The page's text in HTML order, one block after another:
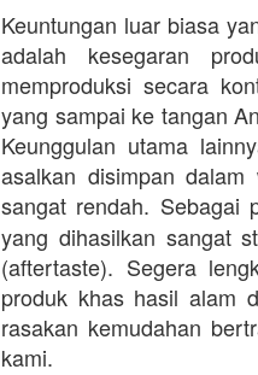
Keuntungan luar biasa
adalah kesegaran
memproduksi secara
yang sampai ke tangan
Keunggulan utama
asalkan disimpan
sangat rendah. Sebagai
yang dihasilkan sangat
(aftertaste). Segera
produk khas hasil alam
rasakan kemudahan
kami.